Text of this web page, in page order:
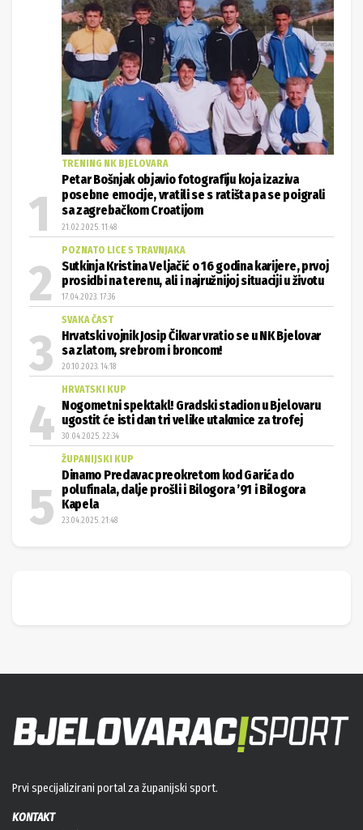
TRENING NK BJELOVARA
Petar Bošnjak objavio fotografiju koja izaziva
posebne emocije, vratili se s ratišta pa se poigrali
sa zagrebačkom Croatijom
21.02.2025. 11:48
POZNATO LICE S TRAVNJAKA
Sutkinja Kristina Veljačić o 16 godina karijere, prvoj
prosidbi na terenu, ali i najružnijoj situaciji u životu
17.04.2023. 17:36
SVAKA ČAST
Hrvatski vojnik Josip Čikvar vratio se u NK Bjelovar
sa zlatom, srebrom i broncom!
20.10.2023. 14:18
HRVATSKI KUP
Nogometni spektakl! Gradski stadion u Bjelovaru
ugostit će isti dan tri velike utakmice za trofej
30.04.2025. 22:34
ŽUPANIJSKI KUP
Dinamo Predavac preokretom kod Garića do
polufinala, dalje prošli i Bilogora ’91 i Bilogora
Kapela
23.04.2025. 21:48
Prvi specijalizirani portal za županijski sport.
KONTAKT